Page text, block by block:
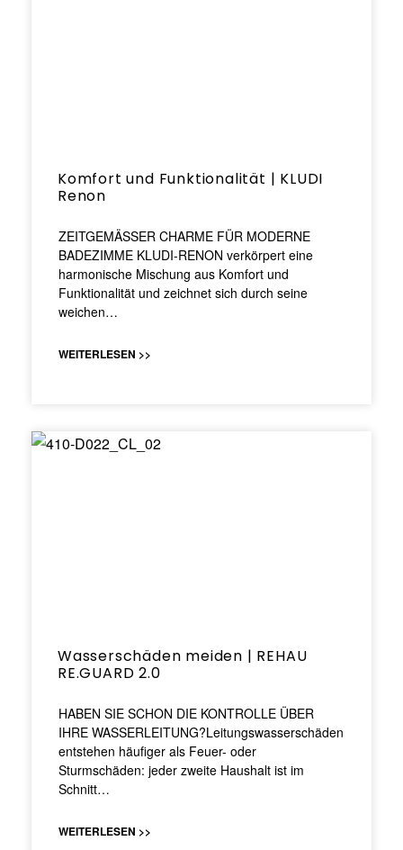
Komfort und Funktionalität | KLUDI
Renon
ZEITGEMÄSSER CHARME FÜR MODERNE
BADEZIMME KLUDI-RENON verkörpert eine
harmonische Mischung aus Komfort und
Funktionalität und zeichnet sich durch seine
weichen…
WEITERLESEN >>
Wasserschäden meiden | REHAU
RE.GUARD 2.0
HABEN SIE SCHON DIE KONTROLLE ÜBER
IHRE WASSERLEITUNG?Leitungswasserschäden
entstehen häufiger als Feuer- oder
Sturmschäden: jeder zweite Haushalt ist im
Schnitt…
WEITERLESEN >>